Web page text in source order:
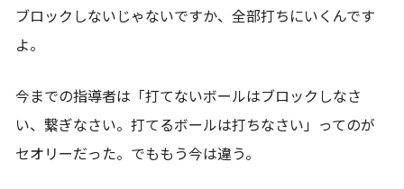
ブロックしないじゃないですか、全部打ちにいくんです
よ。
今までの指導者は「打てないボールはブロックしなさ
い、繋ぎなさい。打てるボールは打ちなさい」ってのが
セオリーだった。でももう今は違う。